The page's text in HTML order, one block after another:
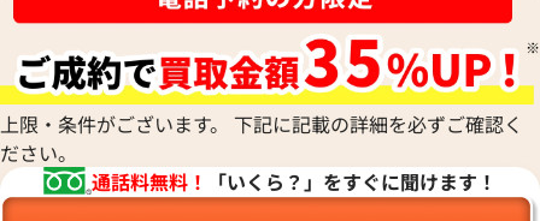
ハ行
マ行
上限・条件がございます。 下記に記載の詳細を必ずご確認く
ださい。
通話料無料！
「いくら？」をすぐに聞けます！